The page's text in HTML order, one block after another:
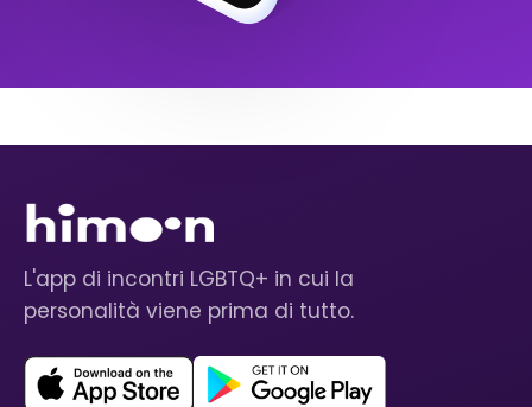
L'app di incontri LGBTQ+ in cui la
personalità viene prima di tutto.